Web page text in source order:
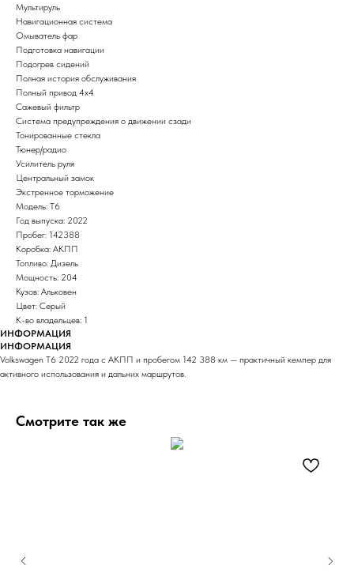
Мультируль
Навигационная система
Омыватель фар
Подготовка навигации
Подогрев сидений
Полная история обслуживания
Полный привод 4х4
Сажевый фильтр
Система предупреждения о движении сзади
Тонированные стекла
Тюнер/радио
Усилитель руля
Центральный замок
Экстренное торможение
Модель: T6
Год выпуска: 2022
Пробег: 142388
Коробка: АКПП
Топливо: Дизель
Мощность: 204
Кузов: Альковен
Цвет: Серый
К-во владельцев: 1
ИНФОРМАЦИЯ
ИНФОРМАЦИЯ
Volkswagen T6 2022 года с АКПП и пробегом 142 388 км — практичный кемпер для
активного использования и дальних маршрутов.
Смотрите так же